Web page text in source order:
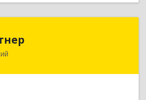
обл, Каменск-Уральский